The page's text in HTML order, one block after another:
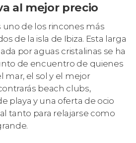
al mejor precio
uno de los rincones más
de la isla de Ibiza. Esta larga
por aguas cristalinas se ha
de encuentro de quienes
mar, el sol y el mejor
beach clubs,
playa y una oferta de ocio
tanto para relajarse como